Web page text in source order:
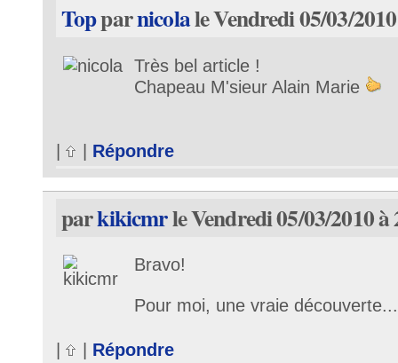
Topparnicolale Vendredi 05/03/
Très bel article !
Chapeau M'sieur Alain Marie
| | Répondre
parkikicmrle Vendredi 05/03/2010 à
Bravo!
Pour moi, une vraie découverte...
Répondre